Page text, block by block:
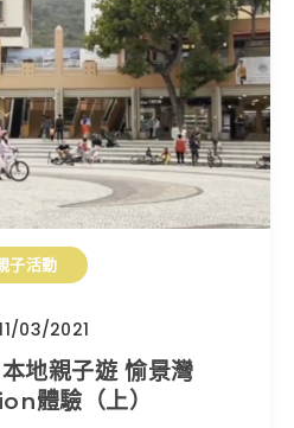
子活動
03/2021
地親子遊 愉景灣
體驗（上）